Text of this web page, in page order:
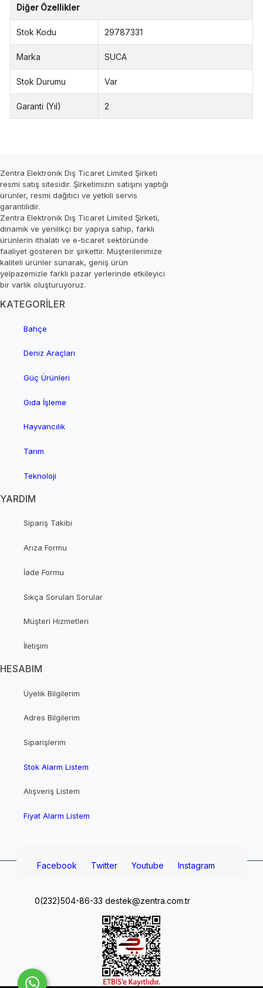
Diğer Özellikler
Stok Kodu 29787331
Marka SUCA
Stok Durumu Var
Garanti (Yıl) 2
Zentra Elektronik Dış Ticaret Limited Şirketi
resmi satış sitesidir. Şirketimizin satışını yaptığı
ürünler, resmi dağıtıcı ve yetkili servis
garantilidir.
Zentra Elektronik Dış Ticaret Limited Şirketi,
dinamik ve yenilikçi bir yapıya sahip, farklı
ürünlerin ithalatı ve e-ticaret sektöründe
faaliyet gösteren bir şirkettir. Müşterilerimize
kaliteli ürünler sunarak, geniş ürün
yelpazemizle farklı pazar yerlerinde etkileyici
bir varlık oluşturuyoruz.
KATEGORİLER
Bahçe
Deniz Araçları
Güç Ürünleri
Gıda İşleme
Hayvancılık
Tarım
Teknoloji
YARDIM
Sipariş Takibi
Arıza Formu
İade Formu
Sıkça Sorulan Sorular
Müşteri Hizmetleri
İletişim
HESABIM
Üyelik Bilgilerim
Adres Bilgilerim
Siparişlerim
Stok Alarm Listem
Alışveriş Listem
Fiyat Alarm Listem
Facebook Twitter Youtube Instagram
0(232)504-86-33 destek@zentra.com.tr